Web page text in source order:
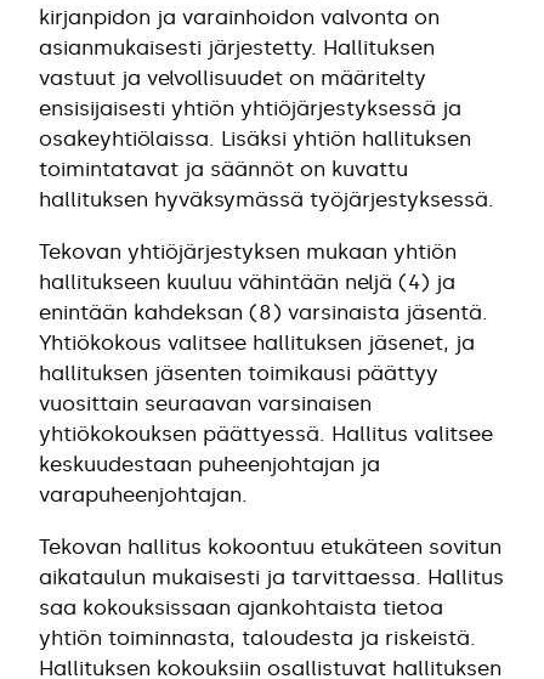
kirjanpidon ja varainhoidon valvonta on
asianmukaisesti järjestetty. Hallituksen
vastuut ja velvollisuudet on määritelty
ensisijaisesti yhtiön yhtiöjärjestyksessä ja
osakeyhtiölaissa. Lisäksi yhtiön hallituksen
toimintatavat ja säännöt on kuvattu
hallituksen hyväksymässä työjärjestyksessä.
Tekovan yhtiöjärjestyksen mukaan yhtiön
hallitukseen kuuluu vähintään neljä (4) ja
enintään kahdeksan (8) varsinaista jäsentä.
Yhtiökokous valitsee hallituksen jäsenet, ja
hallituksen jäsenten toimikausi päättyy
vuosittain seuraavan varsinaisen
yhtiökokouksen päättyessä. Hallitus valitsee
keskuudestaan puheenjohtajan ja
varapuheenjohtajan.
Tekovan hallitus kokoontuu etukäteen sovitun
aikataulun mukaisesti ja tarvittaessa. Hallitus
saa kokouksissaan ajankohtaista tietoa
yhtiön toiminnasta, taloudesta ja riskeistä.
Hallituksen kokouksiin osallistuvat hallituksen